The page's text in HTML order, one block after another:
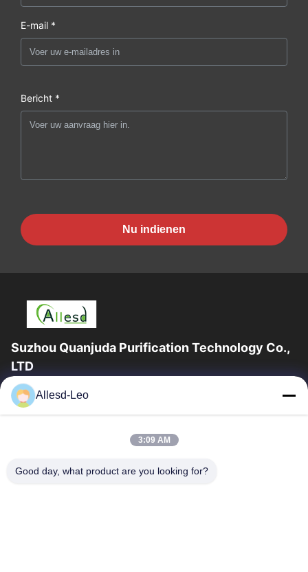
E-mail *
Bericht *
Nu indienen
Suzhou Quanjuda Purification Technology Co.,
LTD
16years ervaring, als belangrijke fabrikant en exporteur van
ESD & Cleanroom producten, bieden wij een volledige lijn van
Huis
Producten
Allesd-Leo
3:09 AM
Good day, what product are you looking for?